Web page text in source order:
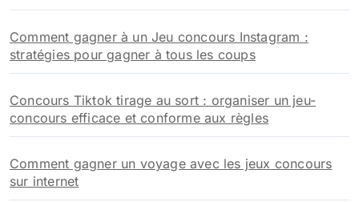
Comment gagner à un Jeu concours Instagram :
stratégies pour gagner à tous les coups
Concours Tiktok tirage au sort : organiser un jeu-
concours efficace et conforme aux règles
Comment gagner un voyage avec les jeux concours
sur internet